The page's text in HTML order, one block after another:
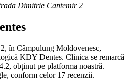
Dimitrie Cantemir 2
în Câmpulung Moldovenesc,
KDY Dentes. Clinica se remarcă
obținut pe platforma noastră.
conform celor 17 recenzii.